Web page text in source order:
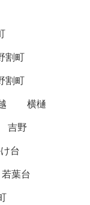
割町
割町
横樋
吉野
台
若葉台